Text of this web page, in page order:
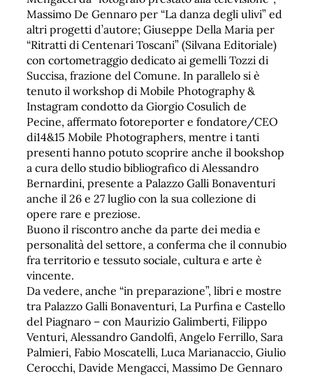
Massimo De Gennaro per “La danza degli ulivi” ed
altri progetti d’autore; Giuseppe Della Maria per
“Ritratti di Centenari Toscani” (Silvana Editoriale)
con cortometraggio dedicato ai gemelli Tozzi di
Succisa, frazione del Comune. In parallelo si è
tenuto il workshop di Mobile Photography &
Instagram condotto da Giorgio Cosulich de
Pecine, affermato fotoreporter e fondatore/CEO
di14&15 Mobile Photographers, mentre i tanti
presenti hanno potuto scoprire anche il bookshop
a cura dello studio bibliografico di Alessandro
Bernardini, presente a Palazzo Galli Bonaventuri
anche il 26 e 27 luglio con la sua collezione di
opere rare e preziose.
Buono il riscontro anche da parte dei media e
personalità del settore, a conferma che il connubio
fra territorio e tessuto sociale, cultura e arte è
vincente.
Da vedere, anche “in preparazione”, libri e mostre
tra Palazzo Galli Bonaventuri, La Purfina e Castello
del Piagnaro – con Maurizio Galimberti, Filippo
Venturi, Alessandro Gandolfi, Angelo Ferrillo, Sara
Palmieri, Fabio Moscatelli, Luca Marianaccio, Giulio
Cerocchi, Davide Mengacci, Massimo De Gennaro